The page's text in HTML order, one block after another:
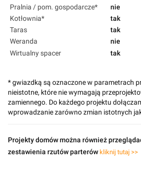
Pralnia / pom. gospodarcze*
nie
Kotłownia*
tak
Taras
tak
Weranda
nie
Wirtualny spacer
tak
* gwiazdką są oznaczone w parametrach
nieistotne, które nie wymagają
zamiennego. Do każdego projektu
wprowadzanie zarówno zmian istotnych
Projekty domów można również
zestawienia rzutów parterów kliknij tutaj >>